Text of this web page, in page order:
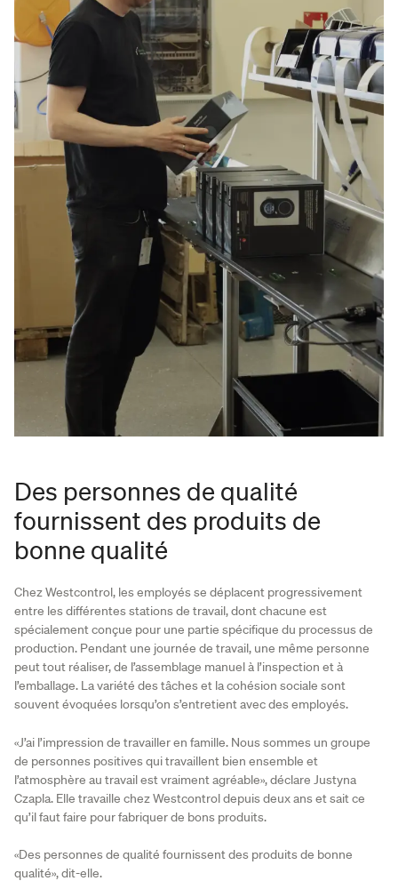
Des personnes de qualité
fournissent des produits de
bonne qualité
Chez Westcontrol, les employés se déplacent progressivement
entre les différentes stations de travail, dont chacune est
spécialement conçue pour une partie spécifique du processus de
production. Pendant une journée de travail, une même personne
peut tout réaliser, de l’assemblage manuel à l’inspection et à
l’emballage. La variété des tâches et la cohésion sociale sont
souvent évoquées lorsqu’on s’entretient avec des employés.
«J’ai l’impression de travailler en famille. Nous sommes un groupe
de personnes positives qui travaillent bien ensemble et
l’atmosphère au travail est vraiment agréable», déclare Justyna
Czapla. Elle travaille chez Westcontrol depuis deux ans et sait ce
qu’il faut faire pour fabriquer de bons produits.
«Des personnes de qualité fournissent des produits de bonne
qualité», dit-elle.